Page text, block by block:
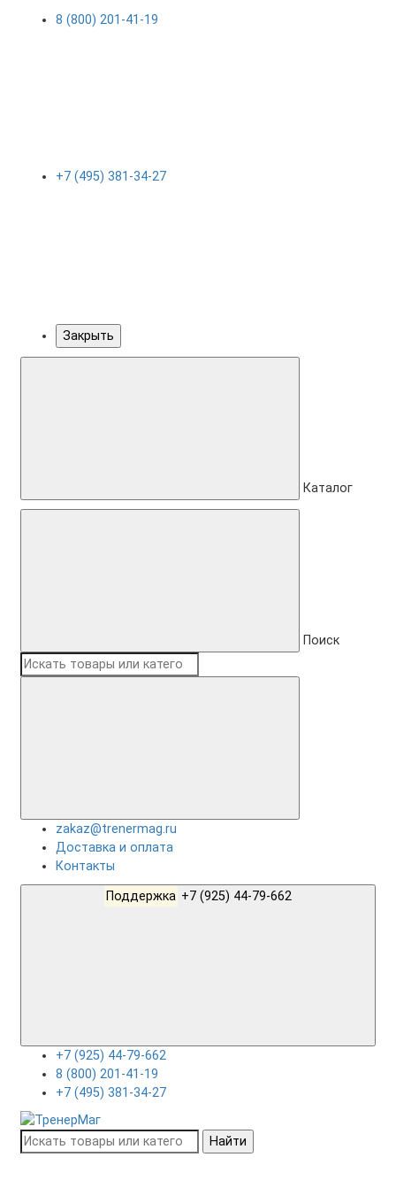
8 (800) 201-41-19
+7 (495) 381-34-27
Закрыть
Каталог
Поиск
zakaz@trenermag.ru
Доставка и оплата
Контакты
Поддержка
+7 (925) 44-79-662
8 (800) 201-41-19
+7 (495) 381-34-27
Найти